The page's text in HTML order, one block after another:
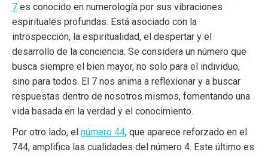
7 es conocido en numerología por sus vibraciones
espirituales profundas. Está asociado con la
introspección, la espiritualidad, el despertar y el
desarrollo de la conciencia. Se considera un número que
busca siempre el bien mayor, no solo para el individuo,
sino para todos. El 7 nos anima a reflexionar y a buscar
respuestas dentro de nosotros mismos, fomentando una
vida basada en la verdad y el conocimiento.
Por otro lado, el número 44, que aparece reforzado en el
744, amplifica las cualidades del número 4. Este último es